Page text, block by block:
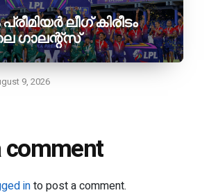
ലീഗ് കിരീടം
ഗാലന്റ്‌സ്
9, 2026
comment
into post a comment.